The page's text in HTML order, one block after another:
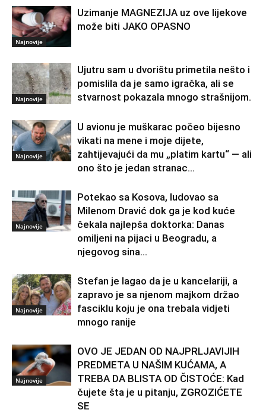
Najnovije
Uzimanje MAGNEZIJA uz ove lijekove
može biti JAKO OPASNO
Najnovije
Ujutru sam u dvorištu primetila nešto i
pomislila da je samo igračka, ali se
stvarnost pokazala mnogo strašnijom.
Najnovije
U avionu je muškarac počeo bijesno
vikati na mene i moje dijete,
zahtijevajući da mu „platim kartu“ — ali
ono što je jedan stranac...
Najnovije
Potekao sa Kosova, ludovao sa
Milenom Dravić dok ga je kod kuće
čekala najlepša doktorka: Danas
omiljeni na pijaci u Beogradu, a
njegovog sina...
Najnovije
Stefan je lagao da je u kancelariji, a
zapravo je sa njenom majkom držao
fasciklu koju je ona trebala vidjeti
mnogo ranije
Najnovije
OVO JE JEDAN OD NAJPRLJAVIJIH
PREDMETA U NAŠIM KUĆAMA, A
TREBA DA BLISTA OD ČISTOĆE: Kad
čujete šta je u pitanju, ZGROZIĆETE
SE